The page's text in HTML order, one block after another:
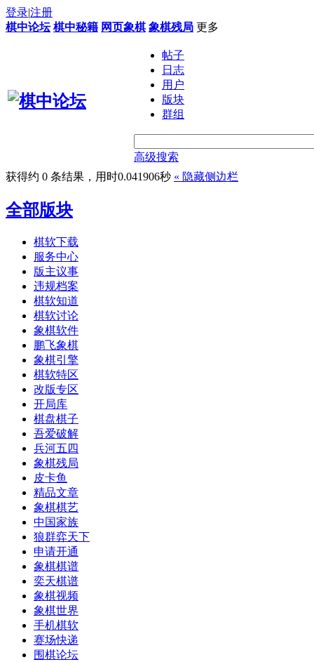
登录|注册
棋中论坛 棋中秘籍 网页象棋 象棋残局 更多
帖子
日志
用户
版块
群组
高级搜索
获得约 0 条结果，用时0.041906秒 « 隐藏侧边栏
全部版块
棋软下载
服务中心
版主议事
违规档案
棋软知道
棋软讨论
象棋软件
鹏飞象棋
象棋引擎
棋软特区
改版专区
开局库
棋盘棋子
吾爱破解
兵河五四
象棋残局
皮卡鱼
精品文章
象棋棋艺
中国家族
狼群弈天下
申请开通
象棋棋谱
奕天棋谱
象棋视频
象棋世界
手机棋软
赛场快递
围棋论坛